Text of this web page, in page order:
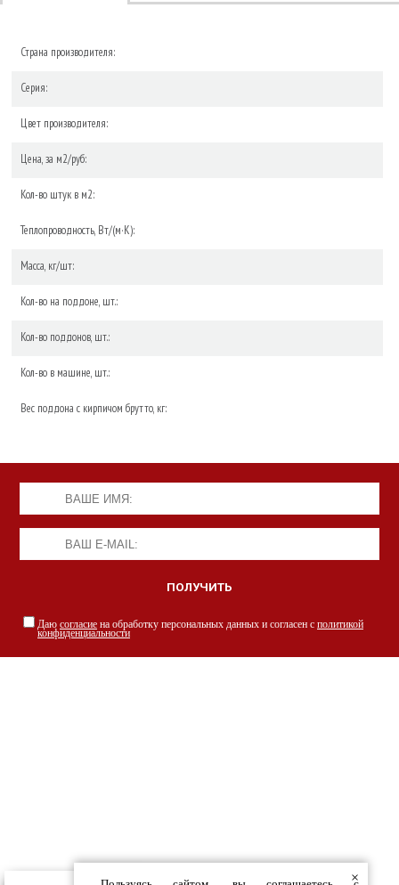
Страна производителя:
Серия:
Цвет производителя:
Цена, за м2/руб:
Кол-во штук в м2:
Теплопроводность, Вт/(м·К):
Масса, кг/шт:
Кол-во на поддоне, шт.:
Кол-во поддонов, шт.:
Кол-во в машине, шт.:
Вес поддона с кирпичом брутто, кг:
Даю согласие на обработку персональных данных и согласен с политикой
конфиденциальности
×